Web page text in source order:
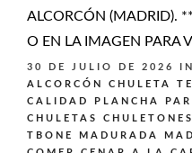
ALCORCÓN (MADRID).
O EN LA IMAGEN PARA
30 DE JULIO DE 2026
ALCORCÓN
CHULETA
CALIDAD PLANCHA
CHULETAS
TBONE MADURADA